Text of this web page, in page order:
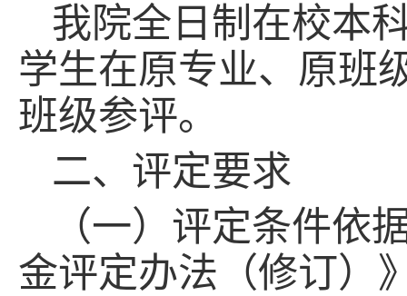
我院全日制在校本
学生在原专业、原班
班级参评。
二、评定要求
（一）评定条件依
金评定办法（修订）